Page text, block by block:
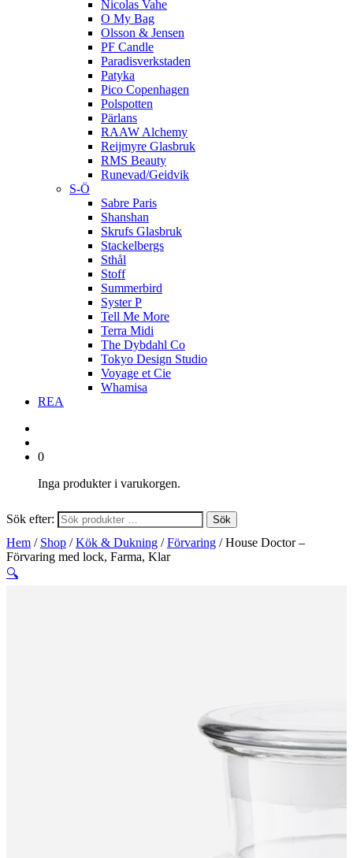
Nicolas Vahe
O My Bag
Olsson & Jensen
PF Candle
Paradisverkstaden
Patyka
Pico Copenhagen
Polspotten
Pärlans
RAAW Alchemy
Reijmyre Glasbruk
RMS Beauty
Runevad/Geidvik
S-Ö
Sabre Paris
Shanshan
Skrufs Glasbruk
Stackelbergs
Sthål
Stoff
Summerbird
Syster P
Tell Me More
Terra Midi
The Dybdahl Co
Tokyo Design Studio
Voyage et Cie
Whamisa
REA
0
Inga produkter i varukorgen.
Sök efter: Sök
Hem / Shop /Kök & Dukning /Förvaring / House Doctor –
Förvaring med lock, Farma, Klar
🔍